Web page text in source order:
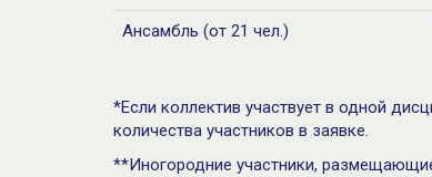
Ансамбль (от 21 чел.)
*Если коллектив участвует в одной
количества участников в заявке.
**Иногородние участники,